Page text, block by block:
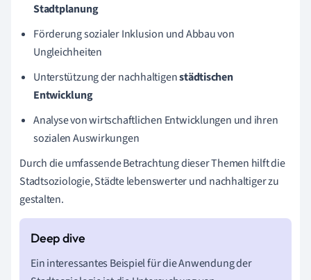
Stadtplanung
Förderung sozialer Inklusion und Abbau von
Ungleichheiten
Unterstützung der nachhaltigenstädtischen
Entwicklung
Analyse von wirtschaftlichen Entwicklungen und ihren
sozialen Auswirkungen
Durch die umfassende Betrachtung dieser Themen hilft die
Stadtsoziologie, Städte lebenswerter und nachhaltiger zu
gestalten.
Ein interessantes Beispiel für die Anwendung der